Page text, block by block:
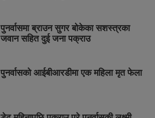
पुनर्वासमा ब्राउन सुगर बोकेका सशस्त्रका
जवान सहित दुई जना पक्राउ
पुनर्वासको आईबीआरडीमा एक महिला मृत फेला